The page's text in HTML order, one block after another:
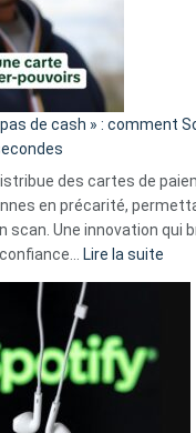
pas de cash » : comment
des cartes de
en précarité,
scan. Une innovation qui
Lire la suite